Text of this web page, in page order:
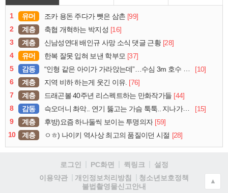
1 유머 조카 용돈 주다가 뺏은 삼촌 [99]
2
계층 축협 개혁하는 박지성 [16]
3
계층 신남성연대 배인규 사망 소식 댓글 근황 [28]
4
유머 한복 잘못 입혀 보낸 학부모 [37]
5
감동 “인형 같은 아이가 가라앉는데”…수심 3m 호수 뛰어든 60대 의인
[10]
6
계층 지역 비하 하는게 웃긴 이유. [76]
7
계층 드래곤볼 40주년 리스펙트하는 만화작가들 [44]
8
감동 슥오더니 촤악.. 연기 뚫고는 가슴 툭툭.. 지나가던 아재의 정체
[15]
9
계층 후방)요즘 하나둘씩 보이는 투명의자 [59]
10
계층 ㅇㅎ) 나이키 역사상 최고의 품질이던 시절 [28]
로그인 PC화면 퀵링크
설정
이용약관
개인정보처리방침
청소년보호정책
불법촬영물신고안내
▲